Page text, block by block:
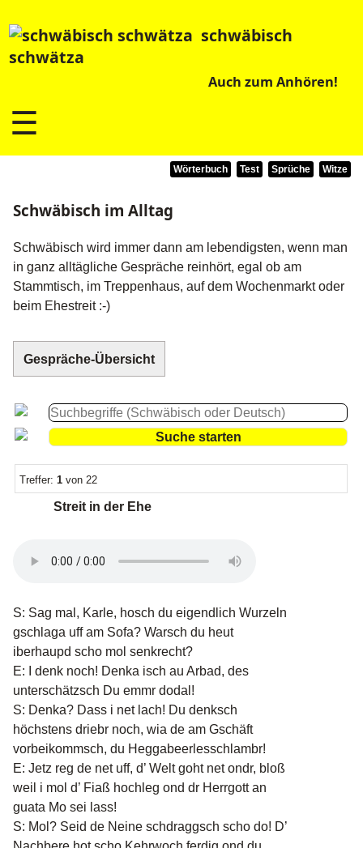
schwäbisch
schwätza
Auch zum Anhören!
☰
Wörterbuch Test Sprüche Witze
Schwäbisch im Alltag
Schwäbisch wird immer dann am lebendigsten, wenn man
in ganz alltägliche Gespräche reinhört, egal ob am
Stammtisch, im Treppenhaus, auf dem Wochenmarkt oder
beim Ehestreit :-)
Gespräche-Übersicht
Treffer: 1 von 22
Streit in der Ehe
S: Sag mal, Karle, hosch du eigendlich Wurzeln
gschlaga uff am Sofa? Warsch du heut
iberhaupd scho mol senkrecht?
E: I denk noch! Denka isch au Arbad, des
unterschätzsch Du emmr dodal!
S: Denka? Dass i net lach! Du denksch
höchstens driebr noch, wia de am Gschäft
vorbeikommsch, du Heggabeerlesschlambr!
E: Jetz reg de net uff, d’ Welt goht net ondr, bloß
weil i mol d’ Fiaß hochleg ond dr Herrgott an
guata Mo sei lass!
S: Mol? Seid de Neine schdraggsch scho do! D’